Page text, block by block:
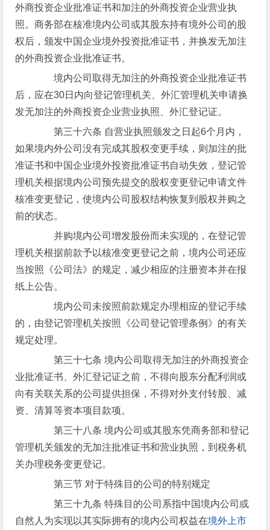
外商投资企业批准证书和加注的外商投资企业营业执
照。商务部在核准境内公司或其股东持有境外公司的股
权后，颁发中国企业境外投资批准证书，并换发无加注
的外商投资企业批准证书。
境内公司取得无加注的外商投资企业批准证书
后，应在30日内向登记管理机关、外汇管理机关申请换
发无加注的外商投资企业营业执照、外汇登记证。
第三十六条 自营业执照颁发之日起6个月内，
如果境内外公司没有完成其股权变更手续，则加注的批
准证书和中国企业境外投资批准证书自动失效，登记管
理机关根据境内公司预先提交的股权变更登记申请文件
核准变更登记，使境内公司股权结构恢复到股权并购之
前的状态。
并购境内公司增发股份而未实现的，在登记管
理机关根据前款予以核准变更登记之前，境内公司还应
当按照《公司法》的规定，减少相应的注册资本并在报
纸上公告。
境内公司未按照前款规定办理相应的登记手续
的，由登记管理机关按照《公司登记管理条例》的有关
规定处理。
第三十七条 境内公司取得无加注的外商投资企
业批准证书、外汇登记证之前，不得向股东分配利润或
向有关联关系的公司提供担保，不得对外支付转股、减
资、清算等资本项目款项。
第三十八条 境内公司或其股东凭商务部和登记
管理机关颁发的无加注批准证书和营业执照，到税务机
关办理税务变更登记。
第三节 对于特殊目的公司的特别规定
第三十九条 特殊目的公司系指中国境内公司或
自然人为实现以其实际拥有的境内公司权益在境外上市